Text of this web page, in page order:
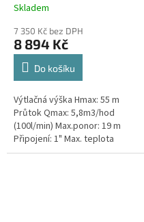
Průměrné
produktu
je
4,8
hvězdiček.
Skladem
7 350 Kč bez DPH
8 894 Kč
Do košíku
Výtlačná výška Hmax: 55 m
Průtok Qmax: 5,8m3/hod
(100l/min) Max.ponor: 19 m
Připojení: 1" Max. teplota
kapaliny: 35°C Délka kabelu: 22